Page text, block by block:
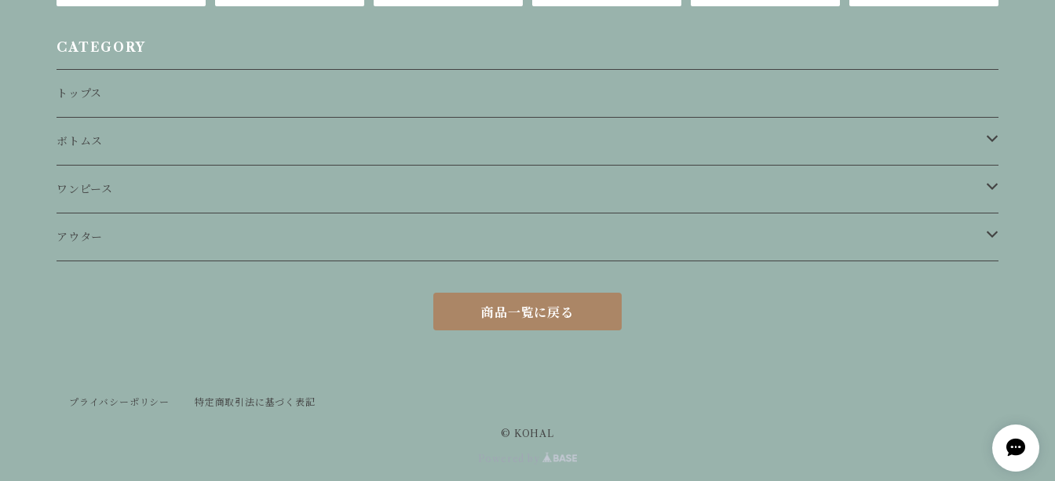
CATEGORY
トップス
ボトムス
スカート
パンツ
ワンピース
ワンピース
アウター
商品一覧に戻る
プライバシーポリシー 特定商取引法に基づく表記
© KOHAL
Powered by